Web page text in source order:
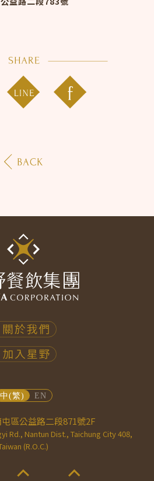
區公益路二段871號2F
Rd., Nantun Dist., Taichung City 408,
(R.O.C.)